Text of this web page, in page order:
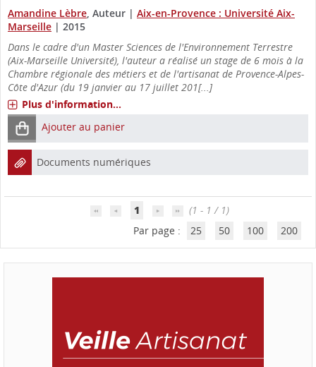
Amandine Lèbre , Auteur | Aix-en-Provence : Université Aix-
Marseille | 2015
Dans le cadre d'un Master Sciences de l'Environnement Terrestre
(Aix-Marseille Université), l'auteur a réalisé un stage de 6 mois à la
Chambre régionale des métiers et de l'artisanat de Provence-Alpes-
Côte d'Azur (du 19 janvier au 17 juillet 201[...]
Plus d'information...
Ajouter au panier
Documents numériques
1
(1 - 1 / 1)
Par page :
25 50 100 200